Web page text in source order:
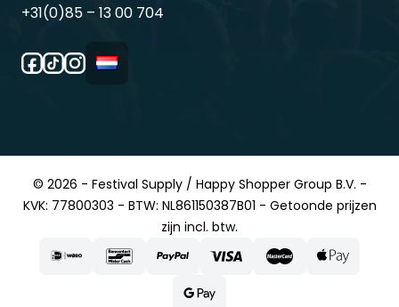
+31(0)85 – 13 00 704
© 2026 - Festival Supply / Happy Shopper Group B.V. -
KVK: 77800303 - BTW: NL861150387B01 - Getoonde prijzen
zijn incl. btw.